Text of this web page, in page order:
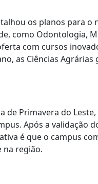
os planos para
como Odontologia,
com cursos
as Ciências
Primavera do
Após a validação
é que o campus
na região.